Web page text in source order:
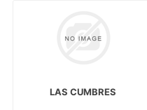
LAS CUMBRES